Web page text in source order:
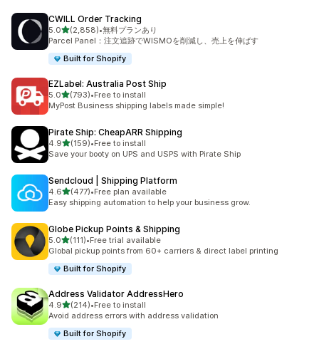
CWILL Order Tracking
5.05つ星中
(2,858)
合計レビュー数：2858件
•無料プランあり
Parcel Panel：注文追跡でWISMOを削減し、売上を伸ばす
Built for Shopify
EZLabel: Australia Post Ship
5.05つ星中
(793)
合計レビュー数：793件
•Free to install
MyPost Business shipping labels made simple!
Pirate Ship: CheapARR Shipping
4.95つ星中
(159)
合計レビュー数：159件
•Free to install
Save your booty on UPS and USPS with Pirate Ship
Sendcloud | Shipping Platform
4.65つ星中
(477)
合計レビュー数：477件
•Free plan available
Easy shipping automation to help your business grow.
Globe Pickup Points & Shipping
5.05つ星中
(111)
合計レビュー数：111件
•Free trial available
Global pickup points from 60+ carriers & direct label printing
Built for Shopify
Address Validator AddressHero
4.95つ星中
(214)
合計レビュー数：214件
•Free to install
Avoid address errors with address validation
Built for Shopify